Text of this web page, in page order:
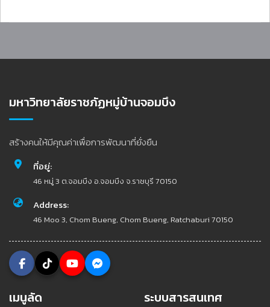
มหาวิทยาลัยราชภัฏหมู่บ้านจอมบึง
สร้างคนให้มีคุณค่าเพื่อการพัฒนาที่ยั่งยืน
ที่อยู่:
46 หมู่ 3 ต.จอมบึง อ.จอมบึง จ.ราชบุรี 70150
Address:
46 Moo 3, Chom Bueng, Chom Bueng, Ratchaburi 70150
เมนูลัด ระบบสารสนเทศ